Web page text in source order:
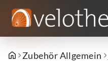
Zubehör Allgemein